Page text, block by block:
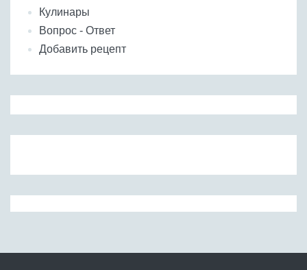
Кулинары
Вопрос - Ответ
Добавить рецепт